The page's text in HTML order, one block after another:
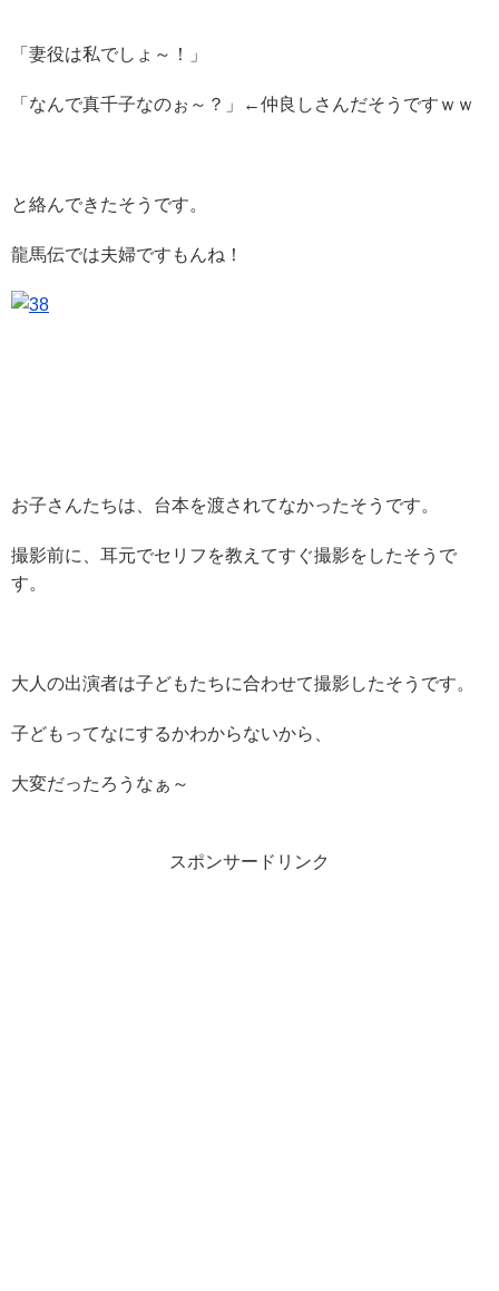
「妻役は私でしょ～！」
「なんで真千子なのぉ～？」←仲良しさんだそうですｗｗ
と絡んできたそうです。
龍馬伝では夫婦ですもんね！
お子さんたちは、台本を渡されてなかったそうです。
撮影前に、耳元でセリフを教えてすぐ撮影をしたそうで
す。
大人の出演者は子どもたちに合わせて撮影したそうです。
子どもってなにするかわからないから、
大変だったろうなぁ～
スポンサードリンク